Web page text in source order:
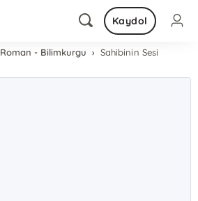
Kaydol
Roman - Bilimkurgu Sahibinin Sesi